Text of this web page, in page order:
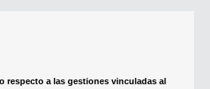
respecto a las gestiones vinculadas al